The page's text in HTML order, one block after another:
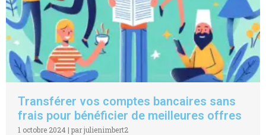
Transférer vos comptes bancaires sans
frais pour bénéficier de meilleures offres
1 octobre 2024 | par julienimbert2